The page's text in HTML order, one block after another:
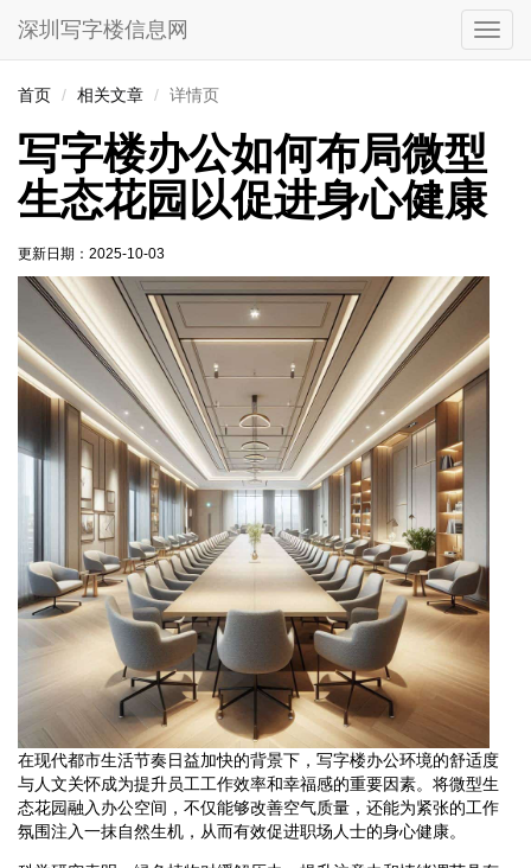
切
换
深圳写字楼信息网
首页 相关文章 详情页
写字楼办公如何布局微型
生态花园以促进身心健康
更新日期： 2025-10-03
在现代都市生活节奏日益加快的背景下，写字楼办公环境的舒适度
与人文关怀成为提升员工工作效率和幸福感的重要因素。将微型生
态花园融入办公空间，不仅能够改善空气质量，还能为紧张的工作
氛围注入一抹自然生机，从而有效促进职场人士的身心健康。